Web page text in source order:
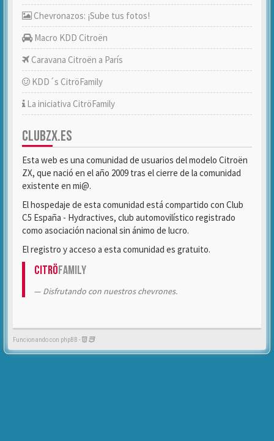
Chevronazos: ¡Sube tus fotos!
Macro KDD Citroën
Caravana Citroën a París
KDD´s CitröFamily
La iniciativa CitröFamily
CLUBZX.ES
Esta web es una comunidad de usuarios del modelo Citroën
ZX, que nació en el año 2009 tras el cierre de la comunidad
existente en mi@.
El hospedaje de esta comunidad está compartido con Club
C5 España - Hydractives, club automovilístico registrado
como asociación nacional sin ánimo de lucro.
El registro y acceso a esta comunidad es gratuito.
CitröFamily
Disfrutando con nuestros chevrones.
Funcionando con phpBB -